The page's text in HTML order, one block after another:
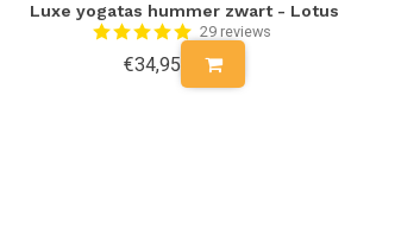
Luxe yogatas hummer zwart - Lotus
29 reviews
€34,95